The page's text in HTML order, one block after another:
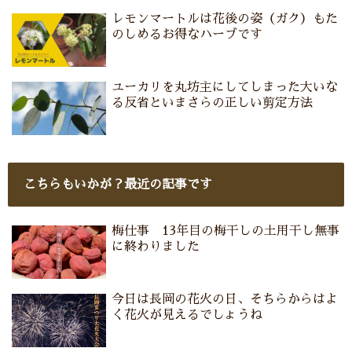
レモンマートルは花後の姿（ガク）もた
のしめるお得なハーブです
ユーカリを丸坊主にしてしまった大いな
る反省といまさらの正しい剪定方法
こちらもいかが？最近の記事です
梅仕事 13年目の梅干しの土用干し無事
に終わりました
今日は長岡の花火の日、そちらからはよ
く花火が見えるでしょうね